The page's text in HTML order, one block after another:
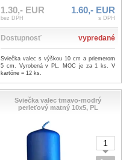
1.30,- EUR
bez DPH
1.60,- EUR
s DPH
Dostupnosť vypredané
Sviečka valec s výškou 10 cm a priemerom
5 cm. Vyrobená v PL. MOC je za 1 ks. V
kartóne = 12 ks.
Sviečka valec tmavo-modrý
perleťový matný 10x5, PL